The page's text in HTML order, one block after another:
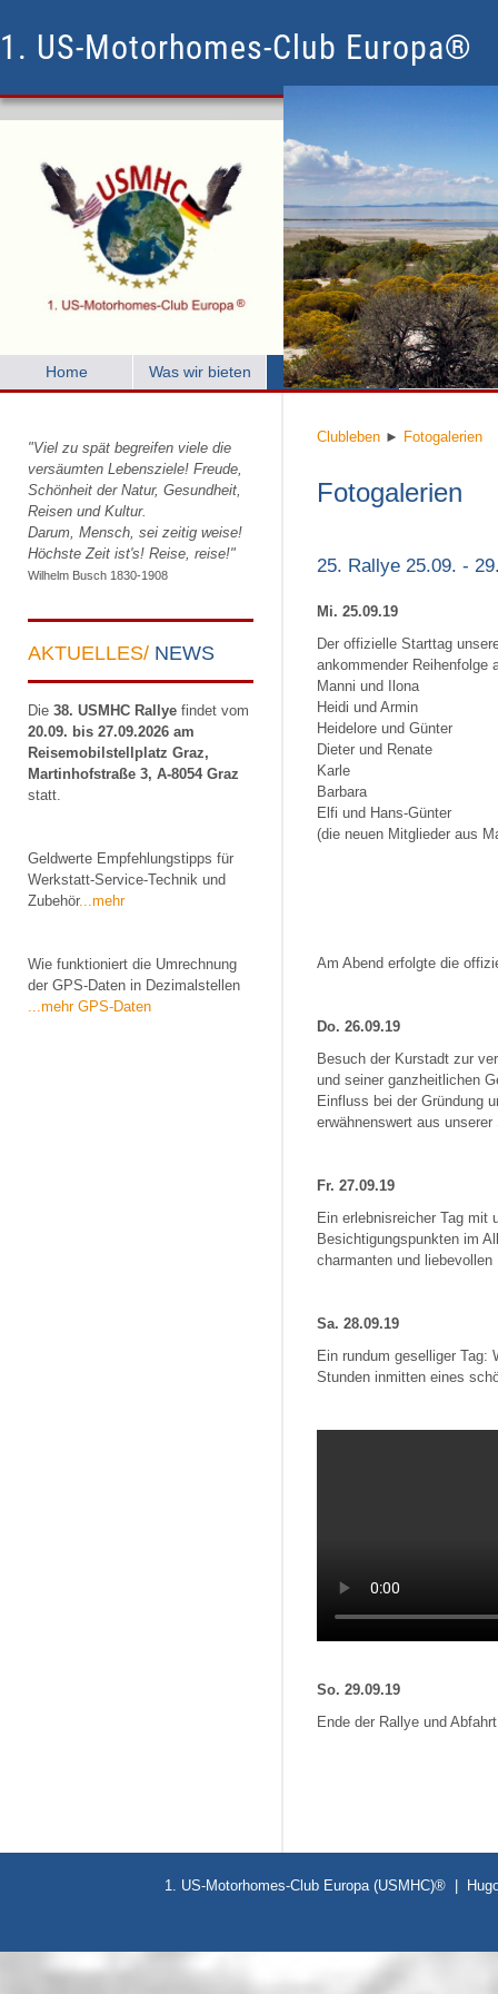
1. US-Motorhomes-Club Europa®
Home Was wir bieten Clubleben Mitglied
"Viel zu spät begreifen viele die
versäumten Lebensziele! Freude,
Schönheit der Natur, Gesundheit,
Reisen und Kultur.
Darum, Mensch, sei zeitig weise!
Höchste Zeit ist's! Reise, reise!"
Wilhelm Busch 1830-1908
AKTUELLES/ NEWS
Die 38. USMHC Rallye findet vom
20.09. bis 27.09.2026 am
Reisemobilstellplatz Graz,
Martinhofstraße 3, A-8054 Graz
statt.
Geldwerte Empfehlungstipps für
Werkstatt-Service-Technik und
Zubehör...mehr
Wie funktioniert die Umrechnung
der GPS-Daten in Dezimalstellen
...mehr GPS-Daten
Clubleben ► Fotogalerien
Fotogalerien
25. Rallye 25.09. -
Mi. 25.09.19
Der offizielle Starttag
ankommender Reihenfolge
Manni und Ilona
Heidi und Armin
Heidelore und Günter
Dieter und Renate
Karle
Barbara
Elfi und Hans-Günter
(die neuen Mitglieder aus
Am Abend erfolgte die
Do. 26.09.19
Besuch der Kurstadt zur
und seiner ganzheitlichen
Einfluss bei der Gründung
erwähnenswert aus
Fr. 27.09.19
Ein erlebnisreicher Tag mit
Besichtigungspunkten im
charmanten und
Sa. 28.09.19
Ein rundum geselliger Tag:
Stunden inmitten eines
So. 29.09.19
Ende der Rallye und
1. US-Motorhomes-Club Europa (USMHC)® |